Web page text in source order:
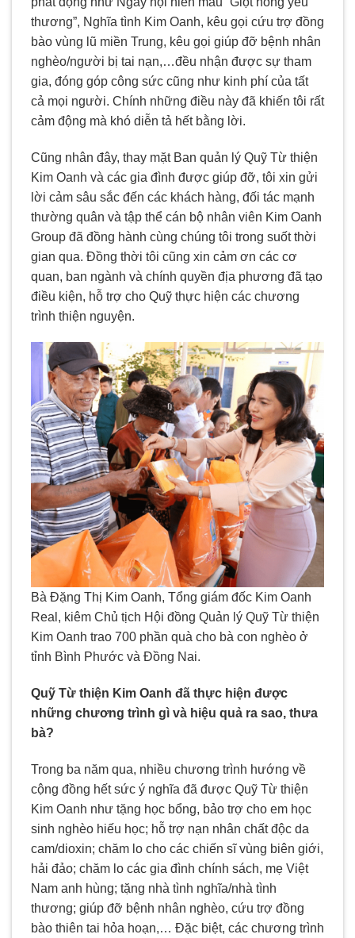
thương”, Nghĩa tình Kim Oanh, kêu gọi cứu trợ đồng
bào vùng lũ miền Trung, kêu gọi giúp đỡ bệnh nhân
nghèo/người bị tai nạn,…đều nhận được sự tham
gia, đóng góp công sức cũng như kinh phí của tất
cả mọi người. Chính những điều này đã khiến tôi rất
cảm động mà khó diễn tả hết bằng lời.
Cũng nhân đây, thay mặt Ban quản lý Quỹ Từ thiện
Kim Oanh và các gia đình được giúp đỡ, tôi xin gửi
lời cảm sâu sắc đến các khách hàng, đối tác mạnh
thường quân và tập thể cán bộ nhân viên Kim Oanh
Group đã đồng hành cùng chúng tôi trong suốt thời
gian qua. Đồng thời tôi cũng xin cảm ơn các cơ
quan, ban ngành và chính quyền địa phương đã tạo
điều kiện, hỗ trợ cho Quỹ thực hiện các chương
trình thiện nguyện.
Bà Đặng Thị Kim Oanh, Tổng giám đốc Kim Oanh
Real, kiêm Chủ tịch Hội đồng Quản lý Quỹ Từ thiện
Kim Oanh trao 700 phần quà cho bà con nghèo ở
tỉnh Bình Phước và Đồng Nai.
Quỹ Từ thiện Kim Oanh đã thực hiện được
những chương trình gì và hiệu quả ra sao, thưa
bà?
Trong ba năm qua, nhiều chương trình hướng về
cộng đồng hết sức ý nghĩa đã được Quỹ Từ thiện
Kim Oanh như tặng học bổng, bảo trợ cho em học
sinh nghèo hiếu học; hỗ trợ nạn nhân chất độc da
cam/dioxin; chăm lo cho các chiến sĩ vùng biên giới,
hải đảo; chăm lo các gia đình chính sách, mẹ Việt
Nam anh hùng; tặng nhà tình nghĩa/nhà tình
thương; giúp đỡ bệnh nhân nghèo, cứu trợ đồng
bào thiên tai hỏa hoạn,… Đặc biệt, các chương trình